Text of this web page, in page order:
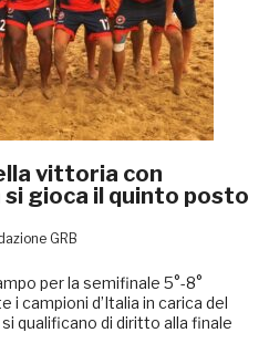
vittoria con
gioca il quinto posto
GRB
per la semifinale 5°-8°
campioni d’Italia in carica del
qualificano di diritto alla finale